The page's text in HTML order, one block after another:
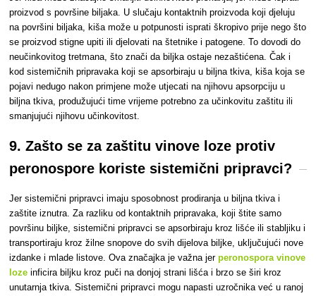
proizvod s površine biljaka. U slučaju kontaktnih proizvoda koji djeluju
na površini biljaka, kiša može u potpunosti isprati škropivo prije nego što
se proizvod stigne upiti ili djelovati na štetnike i patogene. To dovodi do
neučinkovitog tretmana, što znači da biljka ostaje nezaštićena. Čak i
kod sistemičnih pripravaka koji se apsorbiraju u biljna tkiva, kiša koja se
pojavi nedugo nakon primjene može utjecati na njihovu apsorpciju u
biljna tkiva, produžujući time vrijeme potrebno za učinkovitu zaštitu ili
smanjujući njihovu učinkovitost.
9. Zašto se za zaštitu vinove loze protiv
peronospore koriste sistemični pripravci?
Jer sistemični pripravci imaju sposobnost prodiranja u biljna tkiva i
zaštite iznutra. Za razliku od kontaktnih pripravaka, koji štite samo
površinu biljke, sistemični pripravci se apsorbiraju kroz lišće ili stabljiku i
transportiraju kroz žilne snopove do svih dijelova biljke, uključujući nove
izdanke i mlade listove. Ova značajka je važna jerperonospora vinove
loze inficira biljku kroz puči na donjoj strani lišća i brzo se širi kroz
unutarnja tkiva. Sistemični pripravci mogu napasti uzročnika već u ranoj